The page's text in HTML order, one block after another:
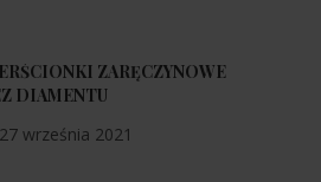
ZARĘCZYNOWE
DIAMENTU
września 2021